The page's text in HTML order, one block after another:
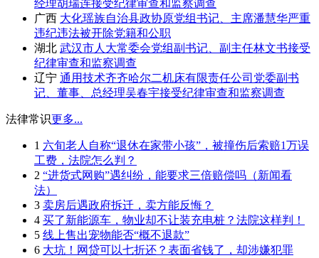
经理胡瑞连接受纪律审查和监察调查
广西 大化瑶族自治县政协原党组书记、主席潘慧华严重
违纪违法被开除党籍和公职
湖北 武汉市人大常委会党组副书记、副主任林文书接受
纪律审查和监察调查
辽宁 通用技术齐齐哈尔二机床有限责任公司党委副书
记、董事、总经理吴春宇接受纪律审查和监察调查
法律常识更多...
1 六旬老人自称“退休在家带小孩”，被撞伤后索赔1万误
工费，法院怎么判？
2 “进货式网购”遇纠纷，能要求三倍赔偿吗（新闻看
法）
3 卖房后遇政府拆迁，卖方能反悔？
4 买了新能源车，物业却不让装充电桩？法院这样判！
5 线上售出宠物能否“概不退款”
6 大坑！网贷可以七折还？表面省钱了，却涉嫌犯罪